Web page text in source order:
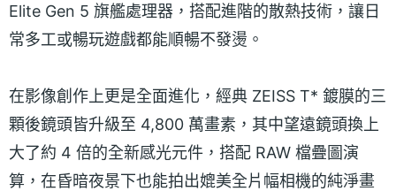
Elite Gen 5 旗艦處理器，搭配進階的散熱技術，讓日
常多工或暢玩遊戲都能順暢不發燙。
在影像創作上更是全面進化，經典 ZEISS T* 鍍膜的三
顆後鏡頭皆升級至 4,800 萬畫素，其中望遠鏡頭換上
大了約 4 倍的全新感光元件，搭配 RAW 檔疊圖演
算，在昏暗夜景下也能拍出媲美全片幅相機的純淨畫